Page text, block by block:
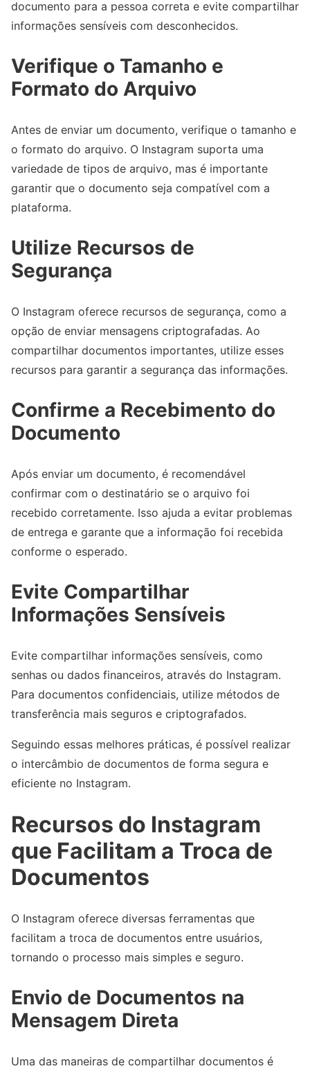
documento para a pessoa correta e evite compartilhar
informações sensíveis com desconhecidos.
Verifique o Tamanho e
Formato do Arquivo
Antes de enviar um documento, verifique o tamanho e
o formato do arquivo. O Instagram suporta uma
variedade de tipos de arquivo, mas é importante
garantir que o documento seja compatível com a
plataforma.
Utilize Recursos de
Segurança
O Instagram oferece recursos de segurança, como a
opção de enviar mensagens criptografadas. Ao
compartilhar documentos importantes, utilize esses
recursos para garantir a segurança das informações.
Confirme a Recebimento do
Documento
Após enviar um documento, é recomendável
confirmar com o destinatário se o arquivo foi
recebido corretamente. Isso ajuda a evitar problemas
de entrega e garante que a informação foi recebida
conforme o esperado.
Evite Compartilhar
Informações Sensíveis
Evite compartilhar informações sensíveis, como
senhas ou dados financeiros, através do Instagram.
Para documentos confidenciais, utilize métodos de
transferência mais seguros e criptografados.
Seguindo essas melhores práticas, é possível realizar
o intercâmbio de documentos de forma segura e
eficiente no Instagram.
Recursos do Instagram
que Facilitam a Troca de
Documentos
O Instagram oferece diversas ferramentas que
facilitam a troca de documentos entre usuários,
tornando o processo mais simples e seguro.
Envio de Documentos na
Mensagem Direta
Uma das maneiras de compartilhar documentos é